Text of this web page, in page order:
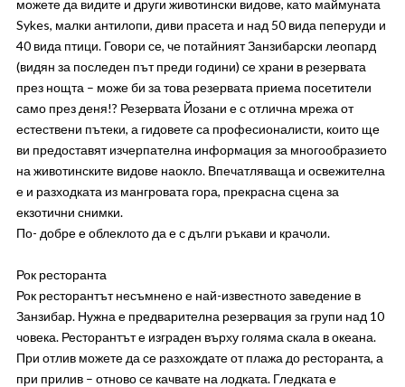
можете да видите и други животински видове, като маймуната
Sykes, малки антилопи, диви прасета и над 50 вида пеперуди и
40 вида птици. Говори се, че потайният Занзибарски леопард
(видян за последен път преди години) се храни в резервата
през нощта – може би за това резервата приема посетители
само през деня!? Резервата Йозани е с отлична мрежа от
естествени пътеки, а гидовете са професионалисти, които ще
ви предоставят изчерпателна информация за многообразието
на животинските видове наокло. Впечатляваща и освежителна
е и разходката из мангровата гора, прекрасна сцена за
екзотични снимки.
По- добре е облеклото да е с дълги ръкави и крачоли.
Рок ресторанта
Рок ресторантът несъмнено е най-известното заведение в
Занзибар. Нужна е предварителна резервация за групи над 10
човека. Ресторантът е изграден върху голяма скала в океана.
При отлив можете да се разхождате от плажа до ресторанта, а
при прилив – отново се качвате на лодката. Гледката е